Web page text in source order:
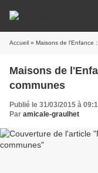
Accueil » Maisons de l'Enfance
Maisons de
communes
Publié le 31/03/2015 à
Par amicale-graulhet